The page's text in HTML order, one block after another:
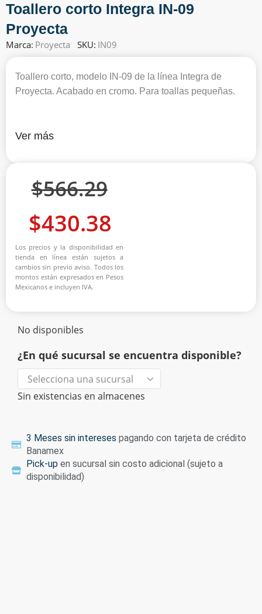
Toallero corto Integra IN-09
Proyecta
Marca: Proyecta SKU: IN09
Toallero corto, modelo IN-09 de la línea Integra de
Proyecta. Acabado en cromo. Para toallas pequeñas.
Ver más
$566.29
$430.38
Los precios y la disponibilidad en
tienda en línea están sujetos a
cambios sin previo aviso. Todos los
montos están expresados en Pesos
Mexicanos e incluyen IVA.
No disponibles
¿En qué sucursal se encuentra disponible?
Sin existencias en almacenes
3 Meses sin intereses pagando con tarjeta de crédito
Banamex
Pick-up en sucursal sin costo adicional (sujeto a
disponibilidad)